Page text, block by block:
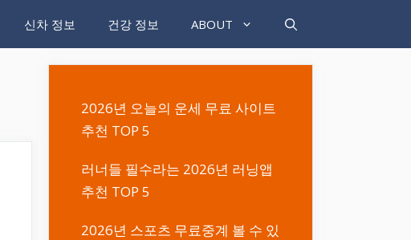
신차 정보 건강 정보 ABOUT
2026년 오늘의 운세 무료 사이트
추천 TOP 5
러너들 필수라는 2026년 러닝앱
추천 TOP 5
2026년 스포츠 무료중계 볼 수 있